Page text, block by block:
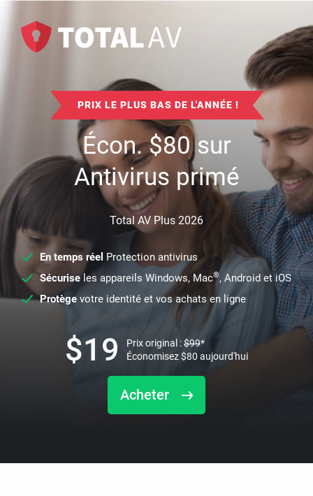
PRIX LE PLUS BAS DE L'ANNÉE !
Écon.$80sur
Antivirus primé
Total AV Plus 2026
En temps réel Protection antivirus
Sécuriseles appareils Windows, Mac®, Android et iOS
Protège votre identité et vos achats en ligne
Acheter
$19 Prix original :$99*
Économisez$80 aujourd'hui